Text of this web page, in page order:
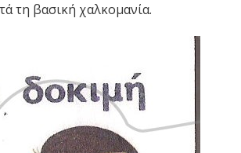
τη βασική χαλκομανία.